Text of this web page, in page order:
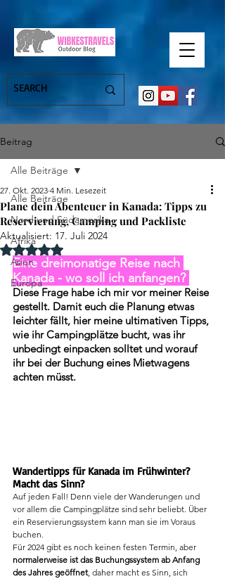
Beitrag
Alle Beiträge
Nord und Südamerika
Afrika
Asien
Europa
Alle Beiträge
Plane dein Abenteuer in Kanada: Tipps zu
Reservierung, Camping und Packliste
27. Okt. 2023 4 Min. Lesezeit
Aktualisiert: 17. Juli 2024
Mit NaN von 5 Sternen bewertet.
Eine dreimonatige Reise nach
Kanada - wo soll ich anfangen?
Diese Frage habe ich mir vor meiner Reise
gestellt. Damit euch die Planung etwas
leichter fällt, hier meine ultimativen Tipps,
wie ihr Campingplätze bucht, was ihr
unbedingt einpacken solltet und worauf
ihr bei der Buchung eines Mietwagens
achten müsst.
Wandertipps für Kanada im Frühwinter?
Macht das Sinn?
Auf jeden Fall! Denn viele der Wanderungen und
vor allem die Campingplätze sind sehr beliebt. Über
ein Reservierungssystem kann man sie im Voraus
buchen.
Für 2024 gibt es noch keinen festen Termin, aber
normalerweise ist das Buchungssystem ab Anfang
des Jahres geöffnet, daher macht es Sinn, sich